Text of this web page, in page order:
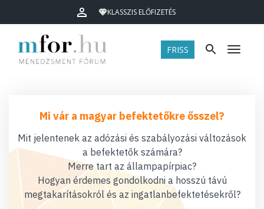
KLASSZIS ELŐFIZETÉS
FRISS Menü
Mi vár a magyar befektetőkre ősszel?
Mit jelentenek az adózási és szabályozási változások
a befektetők számára?
Merre tart az állampapírpiac?
Hogyan érdemes gondolkodni a hosszú távú
megtakarításokról és az ingatlanbefektetésekről?